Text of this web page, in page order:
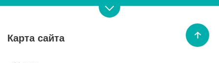
Записаться на прием
Карта сайта